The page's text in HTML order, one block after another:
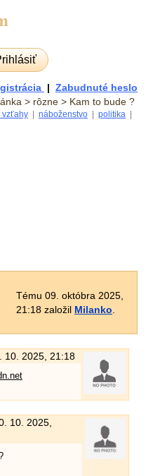
| Zabudnuté heslo
> rôzne > Kam to bude ?
vzťahy náboženstvo politika
Tému 09. októbra 2025,
21:18 založil Milanko
10. 2025, 21:18
10. 2025,